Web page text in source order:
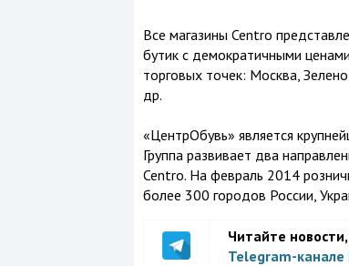
Все магазины Centro
бутик с демократичными
торговых точек: Москва,
др.
«ЦентрОбувь» является
Группа развивает два
Centro. На февраль 2014
более 300 городов России,
Читайте
Telegram-